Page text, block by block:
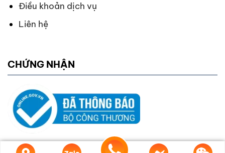
Điều khoản dịch vụ
Liên hệ
CHỨNG NHẬN